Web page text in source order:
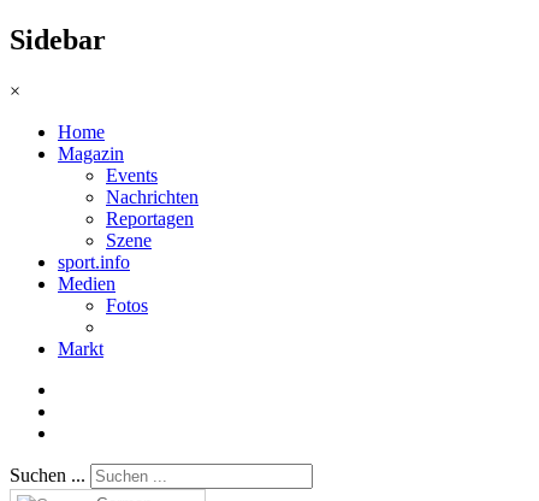
Sidebar
×
Home
Magazin
Events
Nachrichten
Reportagen
Szene
sport.info
Medien
Fotos
Markt
Suchen ...